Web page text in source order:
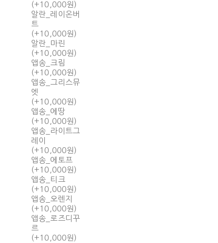
(+10,000원)
알란_레이온버
트
(+10,000원)
알란_마린
(+10,000원)
앱송_크림
(+10,000원)
앱송_그리스뮤
엣
(+10,000원)
앱송_에땅
(+10,000원)
앱송_라이트그
레이
(+10,000원)
앱송_에토프
(+10,000원)
앱송_티크
(+10,000원)
앱송_오렌지
(+10,000원)
앱송_로즈디꾸
르
(+10,000원)